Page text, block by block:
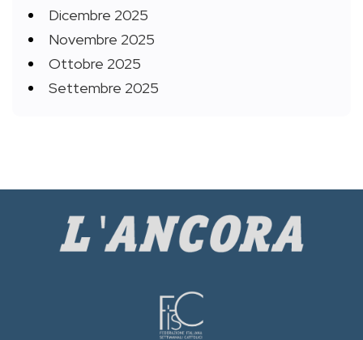
Dicembre 2025
Novembre 2025
Ottobre 2025
Settembre 2025